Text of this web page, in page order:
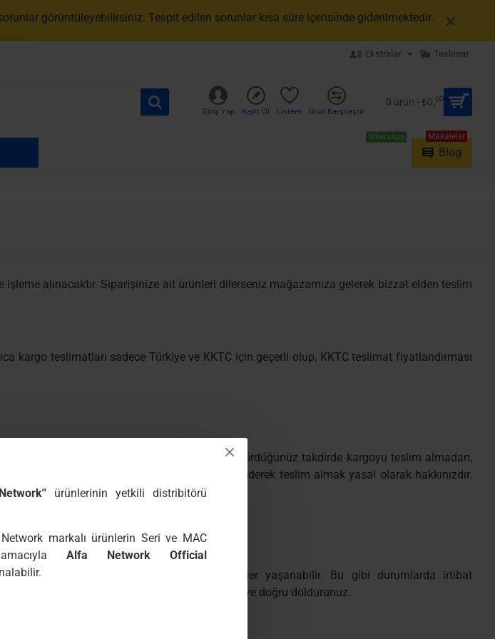
ürünlerinin yetkili distribitörü
markalı ürünlerin Seri ve MAC
Alfa Network Official
görüntüleyebilirsiniz. Tespit edilen sorunlar kısa süre içerisinde giderilmektedir.
Ekstralar Teslimat
Giriş Yap Kayıt Ol Listem Ürün Karşılaştır
0 ürün - ₺0, 00
WhatsApp
Blog
Makaleler
alınacaktır. Siparişinize ait ürünleri dilerseniz mağazamıza gelerek bizzat elden teslim
kargo teslimatları sadece Türkiye ve KKTC için geçerli olup, KKTC teslimat fiyatlandırması
Herhangi bir yanlışlık, hasar veya eksiklik gördüğünüz takdirde kargoyu teslim almadan,
irtibata geçiniz. Kargo paketini kontrol ederek teslim almak yasal olarak hakkınızdır.
yanında bizimle irtibata geçiniz.
bulunmayan ürünler yüzünden gecikmeler yaşanabilir. Bu gibi durumlarda irtibat
için lütfen kişisel bilgilerinizi eksiksiz ve doğru doldurunuz.